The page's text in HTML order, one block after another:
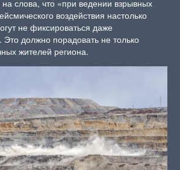
слова, что «при ведении взрывных
воздействия настолько
не фиксироваться даже
должно порадовать не только
жителей региона.